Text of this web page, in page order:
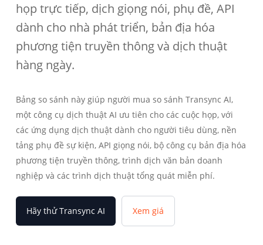
họp trực tiếp, dịch giọng nói, phụ đề, API
dành cho nhà phát triển, bản địa hóa
phương tiện truyền thông và dịch thuật
hàng ngày.
Bảng so sánh này giúp người mua so sánh Transync AI,
một công cụ dịch thuật AI ưu tiên cho các cuộc họp, với
các ứng dụng dịch thuật dành cho người tiêu dùng, nền
tảng phụ đề sự kiện, API giọng nói, bộ công cụ bản địa hóa
phương tiện truyền thông, trình dịch văn bản doanh
nghiệp và các trình dịch thuật tổng quát miễn phí.
Hãy thử Transync AI Xem giá